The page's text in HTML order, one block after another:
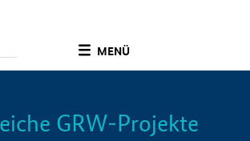
MENÜ
Info
GRW-Projekte